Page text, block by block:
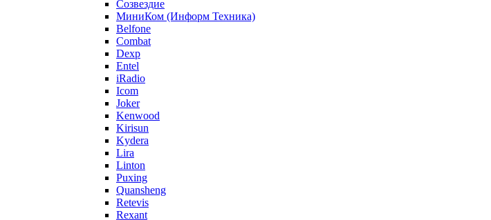
Созвездие
МиниКом (Информ Техника)
Belfone
Combat
Dexp
Entel
iRadio
Icom
Joker
Kenwood
Kirisun
Kydera
Lira
Linton
Puxing
Quansheng
Retevis
Rexant